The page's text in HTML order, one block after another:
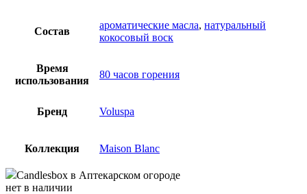
Состав
ароматические масла, натуральный
кокосовый воск
Время
использования
80 часов горения
Бренд Voluspa
Коллекция Maison Blanc
Candlesbox в Аптекарском огороде
нет в наличии